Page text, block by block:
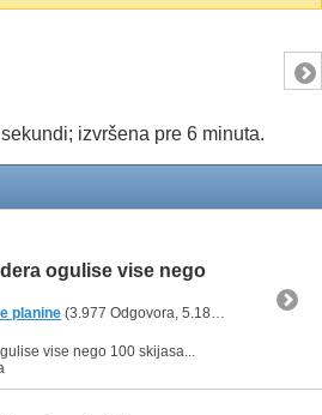
sekundi; izvršena pre 6 minuta.
ogulise vise nego
planine (3.977 Odgovora, 5.182.837 Pregleda) od
vise nego 100 skijasa...